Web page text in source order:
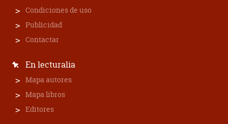
Condiciones de uso
Publicidad
Contactar
En lecturalia
Mapa autores
Mapa libros
Editores